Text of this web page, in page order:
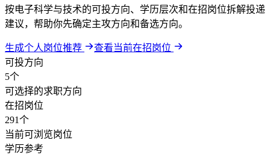
按电子科学与技术的可投方向、学历层次和在招岗位拆解投递
建议，帮助你先确定主攻方向和备选方向。
生成个人岗位推荐
查看当前在招岗位
可投方向
5个
可选择的求职方向
在招岗位
291个
当前可浏览岗位
学历参考